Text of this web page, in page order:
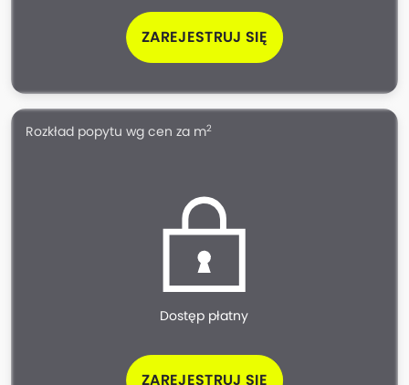
ZAREJESTRUJ SIĘ
Rozkład popytu wg cen za m2
Dostęp płatny
ZAREJESTRUJ SIĘ